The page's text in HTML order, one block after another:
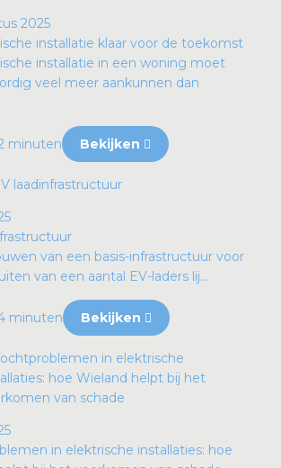
2025
installatie klaar voor de toekomst
installatie in een woning moet
veel meer aankunnen dan
minuten Bekijken
van een basis-infrastructuur voor
van een aantal EV-laders lij...
minuten Bekijken
in elektrische installaties: hoe